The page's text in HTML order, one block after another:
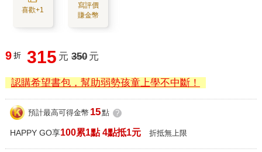
喜歡+1
寫評價
賺金幣
9 折 315 元 350 元
認購希望書包，幫助弱勢孩童上學不中斷！
預計最高可得金幣 15點 ?
HAPPY GO享100累1點 4點抵1元 折抵無上限